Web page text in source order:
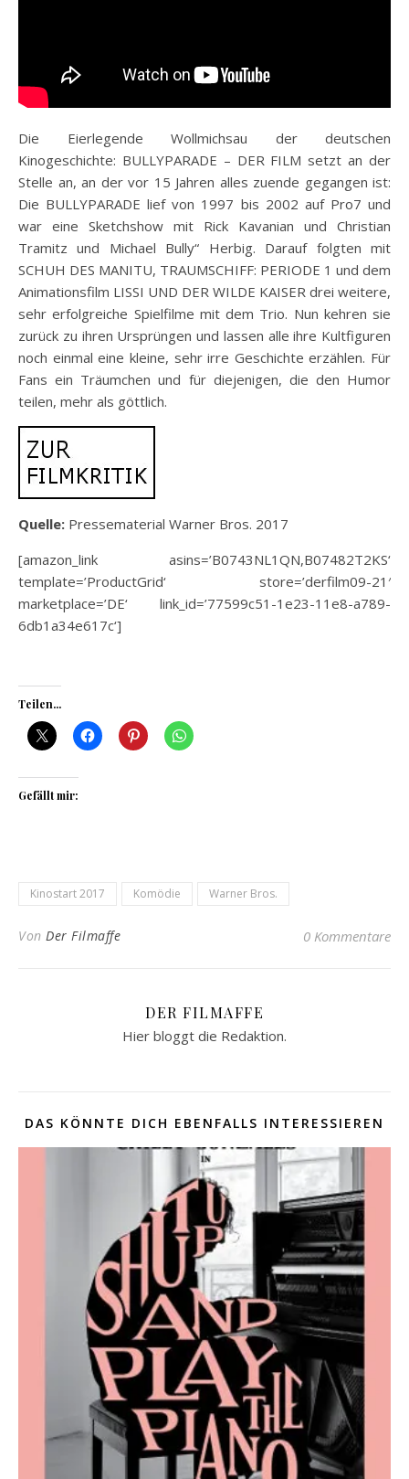
Die Eierlegende Wollmichsau der deutschen
Kinogeschichte: BULLYPARADE – DER FILM setzt an der
Stelle an, an der vor 15 Jahren alles zuende gegangen ist:
Die BULLYPARADE lief von 1997 bis 2002 auf Pro7 und
war eine Sketchshow mit Rick Kavanian und Christian
Tramitz und Michael Bully“ Herbig. Darauf folgten mit
SCHUH DES MANITU, TRAUMSCHIFF: PERIODE 1 und dem
Animationsfilm LISSI UND DER WILDE KAISER drei weitere,
sehr erfolgreiche Spielfilme mit dem Trio. Nun kehren sie
zurück zu ihren Ursprüngen und lassen alle ihre Kultfiguren
noch einmal eine kleine, sehr irre Geschichte erzählen. Für
Fans ein Träumchen und für diejenigen, die den Humor
teilen, mehr als göttlich.
Quelle: Pressematerial Warner Bros. 2017
[amazon_link asins=’B0743NL1QN,B07482T2KS‘
template=’ProductGrid‘ store=’derfilm09-21′
marketplace=’DE‘ link_id=’77599c51-1e23-11e8-a789-
6db1a34e617c‘]
Teilen...
Gefällt mir:
Kinostart 2017 Komödie Warner Bros.
Von Der Filmaffe 0 Kommentare
DER FILMAFFE
Hier bloggt die Redaktion.
DAS KÖNNTE DICH EBENFALLS INTERESSIEREN